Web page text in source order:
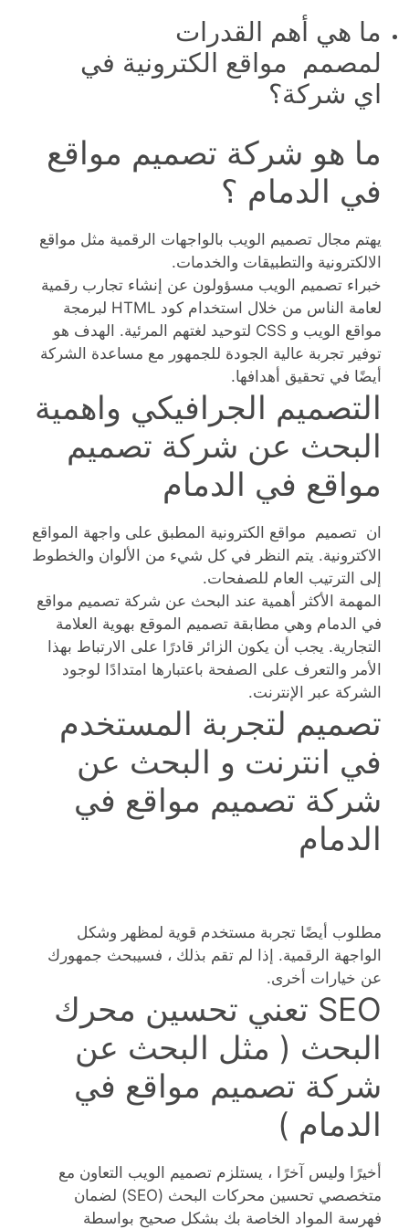
ما هي أهم القدرات
لمصمم مواقع الكترونية في
اي شركة؟
ما هو شركة تصميم مواقع
في الدمام ؟
يهتم مجال تصميم الويب بالواجهات الرقمية مثل مواقع
الالكترونية والتطبيقات والخدمات.
خبراء تصميم الويب مسؤولون عن إنشاء تجارب رقمية
لعامة الناس من خلال استخدام كود HTML لبرمجة
مواقع الويب و CSS لتوحيد لغتهم المرئية. الهدف هو
توفير تجربة عالية الجودة للجمهور مع مساعدة الشركة
أيضًا في تحقيق أهدافها.
التصميم الجرافيكي واهمية
البحث عن شركة تصميم
مواقع في الدمام
ان تصميم مواقع الكترونية المطبق على واجهة المواقع
الاكترونية. يتم النظر في كل شيء من الألوان والخطوط
إلى الترتيب العام للصفحات.
المهمة الأكثر أهمية عند البحث عن شركة تصميم مواقع
في الدمام وهي مطابقة تصميم الموقع بهوية العلامة
التجارية. يجب أن يكون الزائر قادرًا على الارتباط بهذا
الأمر والتعرف على الصفحة باعتبارها امتدادًا لوجود
الشركة عبر الإنترنت.
تصميم لتجربة المستخدم
في انترنت و البحث عن
شركة تصميم مواقع في
الدمام
مطلوب أيضًا تجربة مستخدم قوية لمظهر وشكل
الواجهة الرقمية. إذا لم تقم بذلك ، فسيبحث جمهورك
عن خيارات أخرى.
SEO تعني تحسين محرك
البحث ( مثل البحث عن
شركة تصميم مواقع في
الدمام )
أخيرًا وليس آخرًا ، يستلزم تصميم الويب التعاون مع
متخصصي تحسين محركات البحث (SEO) لضمان
فهرسة المواد الخاصة بك بشكل صحيح بواسطة